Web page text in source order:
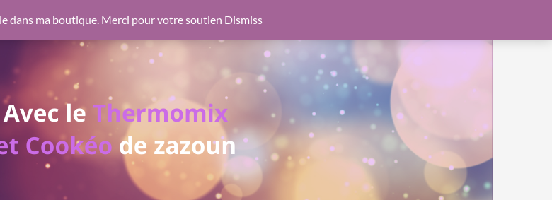
dans ma boutique. Merci pour votre soutien Dismiss